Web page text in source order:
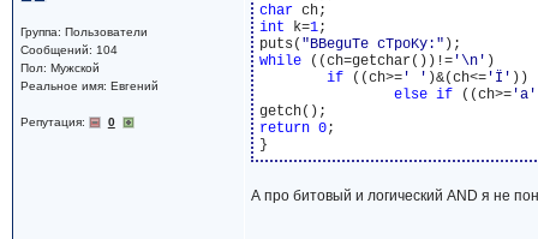
Группа: Пользователи
Сообщений: 104
Пол: Мужской
Реальное имя: Евгений
Репутация: 0
char
int k=1;
puts( "BBeguTe cTpoKy:"
while ((ch=getchar())!='\n' )
if ((ch>=' ' )&(ch<='Ї' ))
else if ((ch>='а'
return 0;
А про битовый и логический AND я не